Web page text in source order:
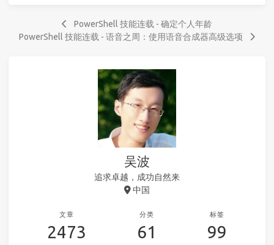
PowerShell 技能连载 - 确定个人年龄
PowerShell 技能连载 - 语音之周：使用语音合成器高级选项
吴波
追求卓越，成功自然来
中国
文章
2473
分类
61
标签
99